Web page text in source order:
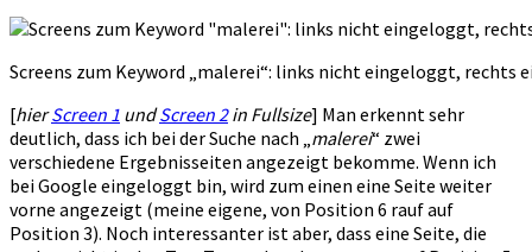
Screens zum Keyword „malerei“: links nicht eingeloggt, rechts
[hierScreen 1 undScreen 2in Fullsize] Man erkennt sehr
deutlich, dass ich bei der Suche nach „malerei“ zwei
verschiedene Ergebnisseiten angezeigt bekomme. Wenn ich
bei Google eingeloggt bin, wird zum einen eine Seite weiter
vorne angezeigt (meine eigene, von Position 6 rauf auf
Position 3). Noch interessanter ist aber, dass eine Seite, die